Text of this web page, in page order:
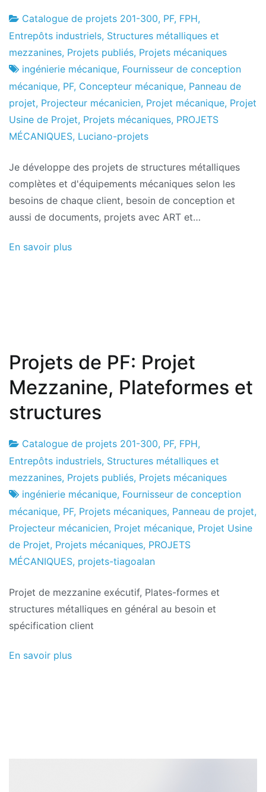
Usine
de
projets
21
le
novembre
2016
Catalogue de projets 201-300, PF, FPH,
Entrepôts industriels, Structures métalliques et
mezzanines, Projets publiés, Projets mécaniques
ingénierie mécanique, Fournisseur de conception
mécanique, PF, Concepteur mécanique, Panneau de
projet, Projecteur mécanicien, Projet mécanique, Projet
Usine de Projet, Projets mécaniques, PROJETS
MÉCANIQUES, Luciano-projets
Je développe des projets de structures métalliques
complètes et d'équipements mécaniques selon les
besoins de chaque client, besoin de conception et
aussi de documents, projets avec ART et…
En savoir plus
Projets de PF: Projet
Mezzanine, Plateformes et
structures
Usine
de
projets
25
le
mois
d'octobre
2016
Catalogue de projets 201-300, PF, FPH,
Entrepôts industriels, Structures métalliques et
mezzanines, Projets publiés, Projets mécaniques
ingénierie mécanique, Fournisseur de conception
mécanique, PF, Projets mécaniques, Panneau de projet,
Projecteur mécanicien, Projet mécanique, Projet Usine
de Projet, Projets mécaniques, PROJETS
MÉCANIQUES, projets-tiagoalan
Projet de mezzanine exécutif, Plates-formes et
structures métalliques en général au besoin et
spécification client
En savoir plus